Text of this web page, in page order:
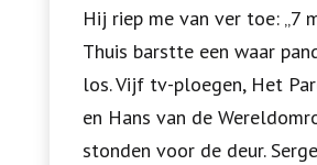
Hij riep me van ver toe: „7
Thuis barstte een waar
los. Vijf tv-ploegen, Het
en Hans van de
stonden voor de deur.